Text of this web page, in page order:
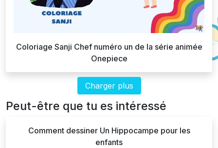
Coloriage Sanji Chef numéro un de la série animée
Onepiece
Charger plus
Peut-être que tu es intéressé
Comment dessiner Un Hippocampe pour les
enfants